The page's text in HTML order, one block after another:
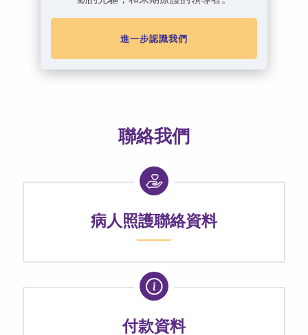
進一步認識我們
聯絡我們
病人照護聯絡資料
付款資料